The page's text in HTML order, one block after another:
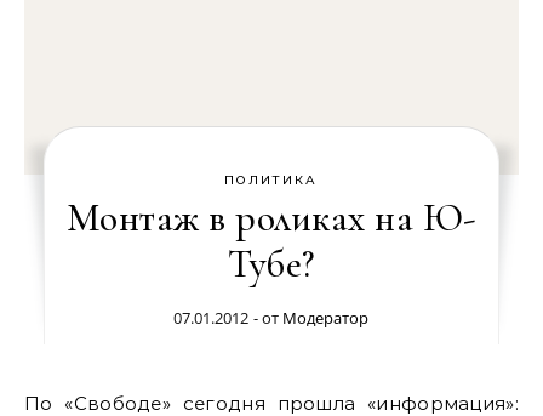
ПОЛИТИКА
Монтаж в роликах на Ю-
Тубе?
07.01.2012 - от Модератор
По «Свободе» сегодня прошла «информация»: